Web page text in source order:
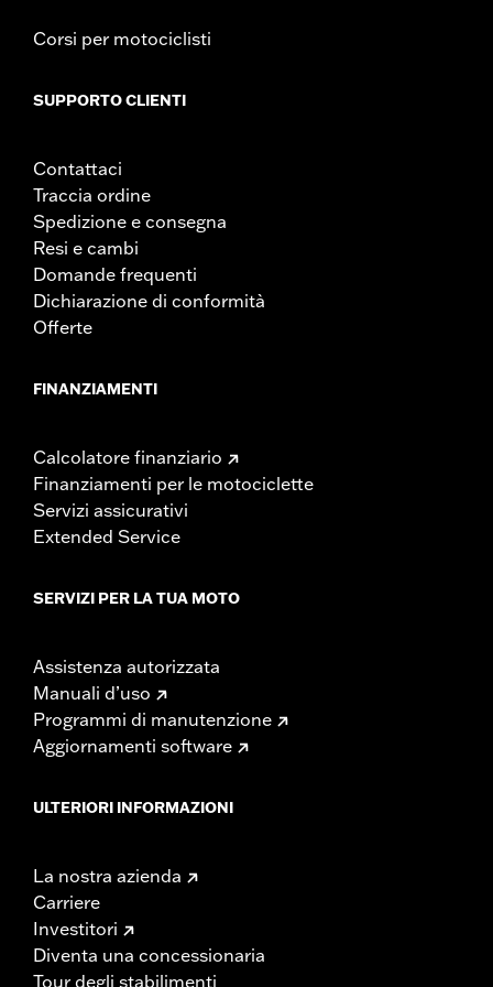
Corsi per motociclisti
SUPPORTO CLIENTI
Contattaci
Traccia ordine
Spedizione e consegna
Resi e cambi
Domande frequenti
Dichiarazione di conformità
Offerte
FINANZIAMENTI
Calcolatore finanziario
Finanziamenti per le motociclette
Servizi assicurativi
Extended Service
SERVIZI PER LA TUA MOTO
Assistenza autorizzata
Manuali d’uso
Programmi di manutenzione
Aggiornamenti software
ULTERIORI INFORMAZIONI
La nostra azienda
Carriere
Investitori
Diventa una concessionaria
Tour degli stabilimenti